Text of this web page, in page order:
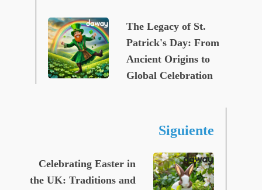
The Legacy of St.
Patrick's Day: From
Ancient Origins to
Global Celebration
Siguiente
Celebrating Easter in
the UK: Traditions and